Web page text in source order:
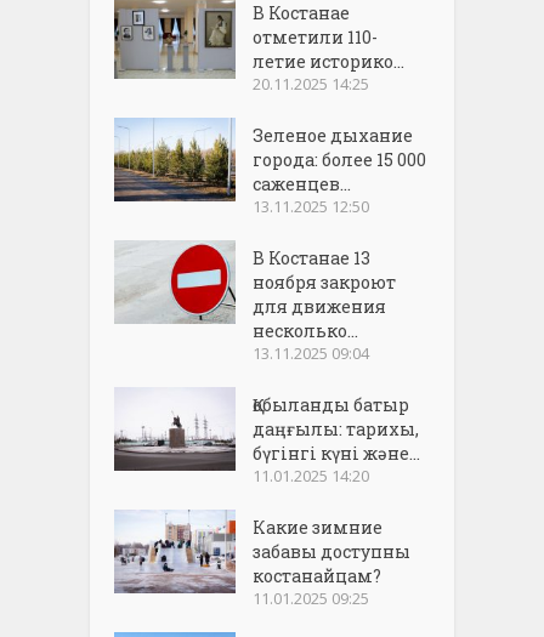
В Костанае
отметили 110-
летие историко...
20.11.2025 14:25
Зеленое дыхание
города: более 15 000
саженцев...
13.11.2025 12:50
В Костанае 13
ноября закроют
для движения
несколько...
13.11.2025 09:04
Қобыланды батыр
даңғылы: тарихы,
бүгінгі күні және...
11.01.2025 14:20
Какие зимние
забавы доступны
костанайцам?
11.01.2025 09:25